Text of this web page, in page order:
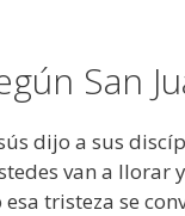
San
dijo a sus
van a llorar
tristeza se